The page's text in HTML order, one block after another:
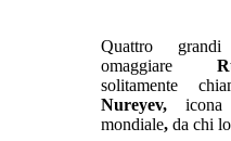
Quattro
omaggiare
solitamente
Nureyev,
mondiale, da chi